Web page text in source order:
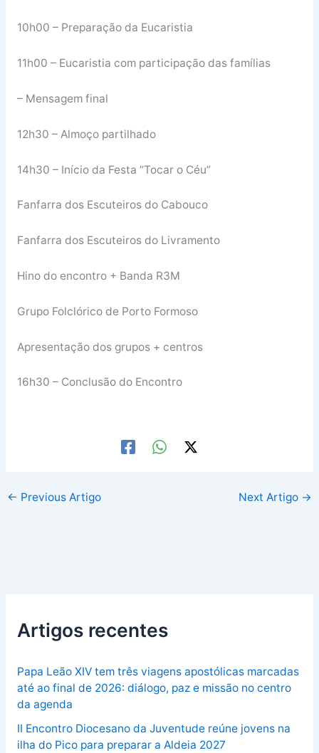
10h00 – Preparação da Eucaristia
11h00 – Eucaristia com participação das famílias
– Mensagem final
12h30 – Almoço partilhado
14h30 – Início da Festa “Tocar o Céu”
Fanfarra dos Escuteiros do Cabouco
Fanfarra dos Escuteiros do Livramento
Hino do encontro + Banda R3M
Grupo Folclórico de Porto Formoso
Apresentação dos grupos + centros
16h30 – Conclusão do Encontro
← Previous Artigo Next Artigo →
Artigos recentes
Papa Leão XIV tem três viagens apostólicas marcadas
até ao final de 2026: diálogo, paz e missão no centro
da agenda
II Encontro Diocesano da Juventude reúne jovens na
ilha do Pico para preparar a Aldeia 2027